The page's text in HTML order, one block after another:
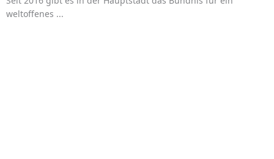
weltoffenes ...